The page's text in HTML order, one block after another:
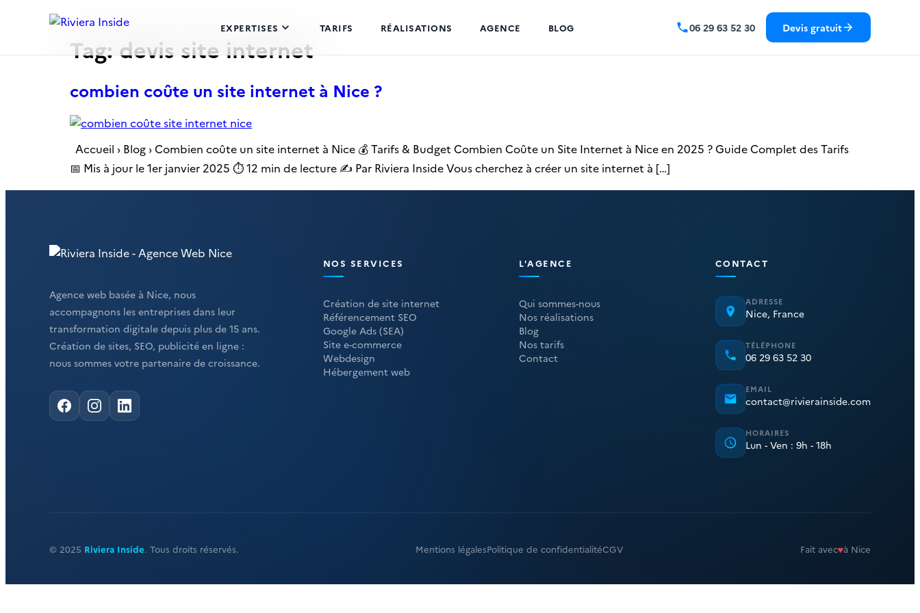
EXPERTISES TARIFS RÉALISATIONS AGENCE BLOG 06 29 63 52 30 Devis gratuit
Tag:devis site internet
combien coûte un site internet à Nice ?
Accueil › Blog › Combien coûte un site internet à Nice 💰 Tarifs & Budget Combien Coûte un Site Internet à Nice en 2025 ? Guide Complet des Tarifs
📅 Mis à jour le 1er janvier 2025 ⏱️ 12 min de lecture ✍️ Par Riviera Inside Vous cherchez à créer un site internet à […]
Agence web basée à Nice, nous
accompagnons les entreprises dans leur
transformation digitale depuis plus de 15 ans.
Création de sites, SEO, publicité en ligne :
nous sommes votre partenaire de croissance.
NOS SERVICES
Création de site internet
Référencement SEO
Google Ads (SEA)
Site e-commerce
Webdesign
Hébergement web
L'AGENCE
Qui sommes-nous
Nos réalisations
Blog
Nos tarifs
Contact
CONTACT
ADRESSE
Nice, France
TÉLÉPHONE
06 29 63 52 30
EMAIL
contact@rivierainside.com
HORAIRES
Lun - Ven : 9h - 18h
© 2025 Riviera Inside. Tous droits réservés. Mentions légalesPolitique de confidentialitéCGV Fait avec♥à Nice